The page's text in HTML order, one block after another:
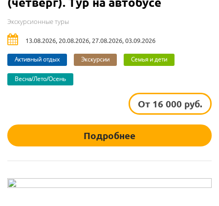
Экскурсионные туры
13.08.2026, 20.08.2026, 27.08.2026, 03.09.2026
Активный отдых Экскурсии Семья и дети
Весна/Лето/Осень
От 16 000 руб.
Подробнее